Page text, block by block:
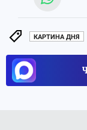
КАРТИНА ДНЯ